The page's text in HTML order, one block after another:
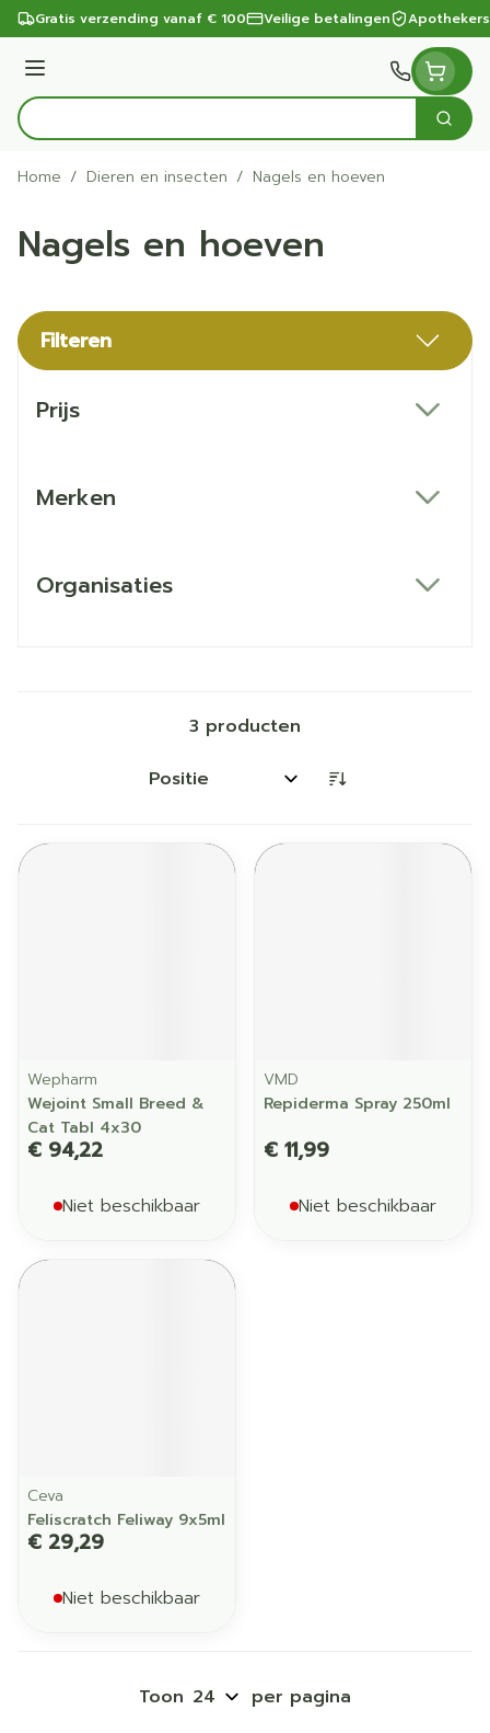
Ga naar de inhoud
Gratis verzending vanaf € 100 Veilige betalingen
Menu
Product, merk, categorie...
Zoek
Home / Dieren en insecten / Nagels en hoeven
Nagels en hoeven
Filteren
Prijs
Merken
Organisaties
3 producten
Sorteer op:
Wepharm
Wejoint Small Breed &
Cat Tabl 4x30
€ 94,22
Niet beschikbaar
VMD
Repiderma Spray 250ml
€ 11,99
Niet beschikbaar
Ceva
Feliscratch Feliway 9x5ml
€ 29,29
Niet beschikbaar
Toon per pagina